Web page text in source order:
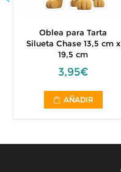
Oblea para Tarta
Silueta Chase 13,5 cm x
19,5 cm
3,95€
AÑADIR